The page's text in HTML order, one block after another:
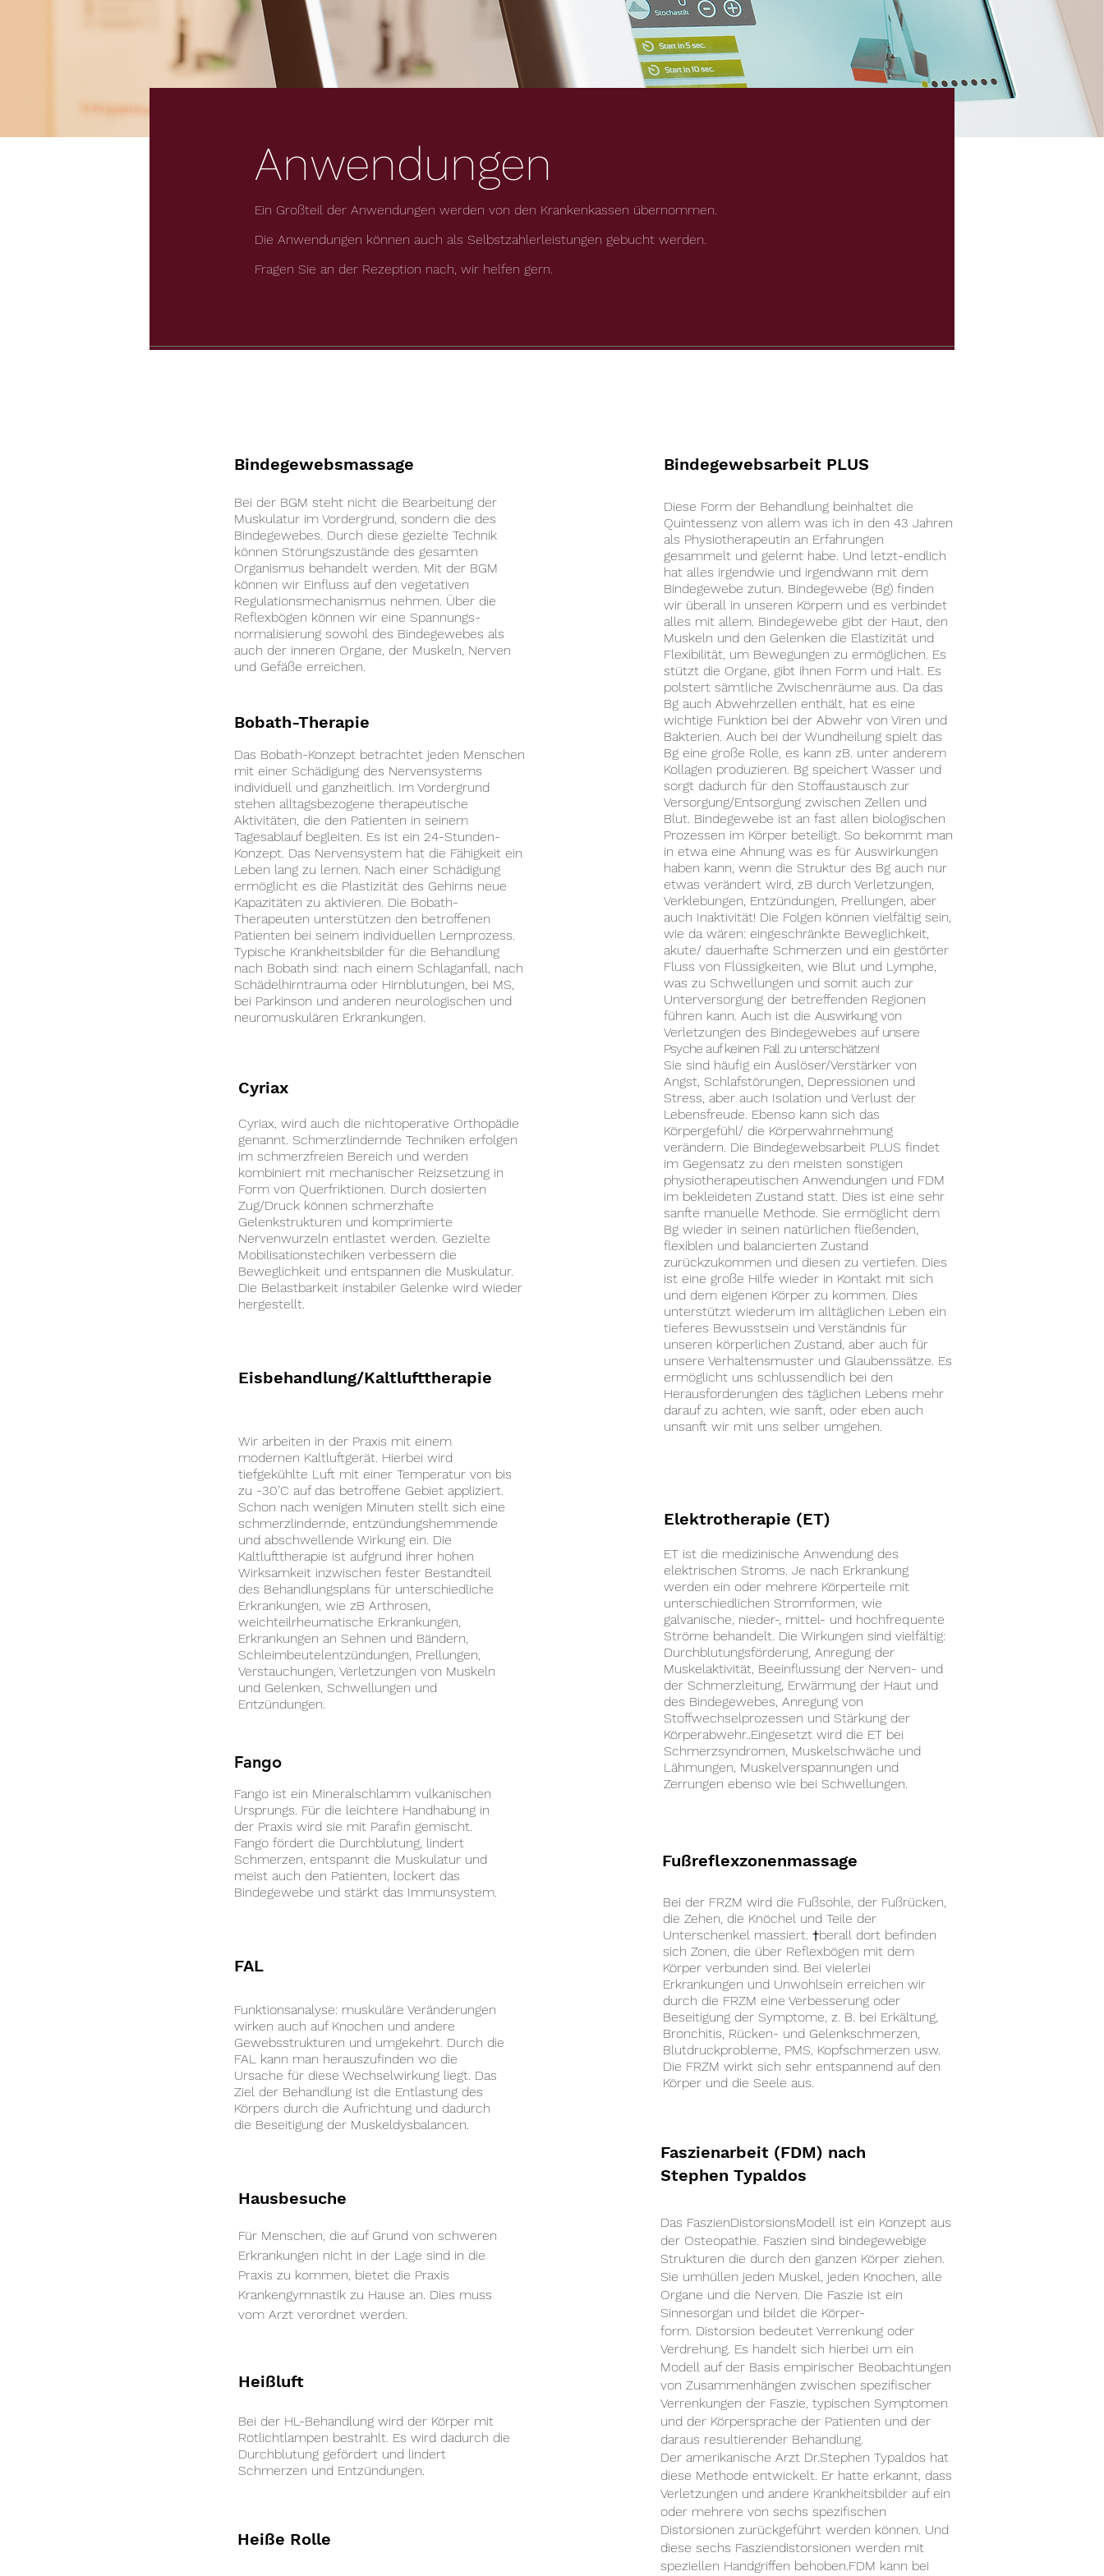
Anwendungen
Ein Großteil der Anwendungen werden von den Krankenkassen übernommen.
Die Anwendungen können auch als Selbstzahlerleistungen gebucht werden.
Fragen Sie an der Rezeption nach, wir helfen gern.
Bindegewebsmassage Bindegewebsarbeit PLUS
Bei der BGM steht nicht die Bearbeitung der
Muskulatur im Vordergrund, sondern die des
Bindegewebes. Durch diese gezielte Technik
können Störungszustände des gesamten
Organismus behandelt werden. Mit der BGM
können wir Einfluss auf den vegetativen
Regulationsmechanismus nehmen. Über die
Reflexbögen können wir eine Spannungs-
normalisierung sowohl des Bindegewebes als
auch der inneren Organe, der Muskeln, Nerven
und Gefäße erreichen.
Bobath-Therapie
Das Bobath-Konzept betrachtet jeden Menschen
mit einer Schädigung des Nervensystems
individuell und ganzheitlich. Im Vordergrund
stehen alltagsbezogene therapeutische
Aktivitäten, die den Patienten in seinem
Tagesablauf begleiten. Es ist ein 24-Stunden-
Konzept. Das Nervensystem hat die Fähigkeit ein
Leben lang zu lernen. Nach einer Schädigung
ermöglicht es die Plastizität des Gehirns neue
Kapazitäten zu aktivieren. Die Bobath-
Therapeuten unterstützen den betroffenen
Patienten bei seinem individuellen Lernprozess.
Typische Krankheitsbilder für die Behandlung
nach Bobath sind: nach einem Schlaganfall, nach
Schädelhirntrauma oder Hirnblutungen, bei MS,
bei Parkinson und anderen neurologischen und
neuromuskulären Erkrankungen.
Cyriax
Cyriax, wird auch die nichtoperative Orthopädie
genannt. Schmerzlindernde Techniken erfolgen
im schmerzfreien Bereich und werden
kombiniert mit mechanischer Reizsetzung in
Form von Querfriktionen. Durch dosierten
Zug/Druck können schmerzhafte
Gelenkstrukturen und komprimierte
Nervenwurzeln entlastet werden. Gezielte
Mobilisationstechiken verbessern die
Beweglichkeit und entspannen die Muskulatur.
Die Belastbarkeit instabiler Gelenke wird wieder
hergestellt.
Eisbehandlung/Kaltlufttherapie
Wir arbeiten in der Praxis mit einem
modernen Kaltluftgerät. Hierbei wird
tiefgekühlte Luft mit einer Temperatur von bis
zu -30’C auf das betroffene Gebiet appliziert.
Schon nach wenigen Minuten stellt sich eine
schmerzlindernde, entzündungshemmende
und abschwellende Wirkung ein. Die
Kaltlufttherapie ist aufgrund ihrer hohen
Wirksamkeit inzwischen fester Bestandteil
des Behandlungsplans für unterschiedliche
Erkrankungen, wie zB Arthrosen,
weichteilrheumatische Erkrankungen,
Erkrankungen an Sehnen und Bändern,
Schleimbeutelentzündungen, Prellungen,
Verstauchungen, Verletzungen von Muskeln
und Gelenken, Schwellungen und
Entzündungen.
Fango
Fango ist ein Mineralschlamm vulkanischen
Ursprungs. Für die leichtere Handhabung in
der Praxis wird sie mit Parafin gemischt.
Fango fördert die Durchblutung, lindert
Schmerzen, entspannt die Muskulatur und
meist auch den Patienten, lockert das
Bindegewebe und stärkt das Immunsystem.
FAL
Funktionsanalyse: muskuläre Veränderungen
wirken auch auf Knochen und andere
Gewebsstrukturen und umgekehrt. Durch die
FAL kann man herauszufinden wo die
Ursache für diese Wechselwirkung liegt. Das
Ziel der Behandlung ist die Entlastung des
Körpers durch die Aufrichtung und dadurch
die Beseitigung der Muskeldysbalancen.
Diese Form der Behandlung beinhaltet die
Quintessenz von allem was ich in den 43 Jahren
als Physiotherapeutin an Erfahrungen
gesammelt und gelernt habe. Und letzt-endlich
hat alles irgendwie und irgendwann mit dem
Bindegewebe zutun. Bindegewebe (Bg) finden
wir überall in unseren Körpern und es verbindet
alles mit allem. Bindegewebe gibt der Haut, den
Muskeln und den Gelenken die Elastizität und
Flexibilität, um Bewegungen zu ermöglichen. Es
stützt die Organe, gibt ihnen Form und Halt. Es
polstert sämtliche Zwischenräume aus. Da das
Bg auch Abwehrzellen enthält, hat es eine
wichtige Funktion bei der Abwehr von Viren und
Bakterien. Auch bei der Wundheilung spielt das
Bg eine große Rolle, es kann zB. unter anderem
Kollagen produzieren. Bg speichert Wasser und
sorgt dadurch für den Stoffaustausch zur
Versorgung/Entsorgung zwischen Zellen und
Blut. Bindegewebe ist an fast allen biologischen
Prozessen im Körper beteiligt. So bekommt man
in etwa eine Ahnung was es für Auswirkungen
haben kann, wenn die Struktur des Bg auch nur
etwas verändert wird, zB durch Verletzungen,
Verklebungen, Entzündungen, Prellungen, aber
auch Inaktivität! Die Folgen können vielfältig sein,
wie da wären: eingeschränkte Beweglichkeit,
akute/ dauerhafte Schmerzen und ein gestörter
Fluss von Flüssigkeiten, wie Blut und Lymphe,
was zu Schwellungen und somit auch zur
Unterversorgung der betreffenden Regionen
führen kann. Auch ist die Auswirkungvon
Verletzungen des Bindegewebes auf unsere
Psyche auf keinen Fall zu unterschätzen!
Sie sind häufig ein Auslöser/Verstärker von
Angst, Schlafstörungen, Depressionen und
Stress, aber auch Isolation und Verlust der
Lebensfreude. Ebenso kann sich das
Körpergefühl/ die Körperwahrnehmung
verändern. Die Bindegewebsarbeit PLUS findet
im Gegensatz zu den meisten sonstigen
physiotherapeutischen Anwendungen und FDM
im bekleideten Zustand statt. Dies ist eine sehr
sanfte manuelle Methode. Sie ermöglicht dem
Bg wieder in seinen natürlichen fließenden,
flexiblen und balancierten Zustand
zurückzukommen und diesen zu vertiefen. Dies
ist eine große Hilfe wieder in Kontakt mit sich
und dem eigenen Körper zu kommen. Dies
unterstützt wiederum im alltäglichen Leben ein
tieferes Bewusstsein und Verständnis für
unseren körperlichen Zustand, aber auch für
unsere Verhaltensmuster und Glaubenssätze. Es
ermöglicht uns schlussendlich bei den
Herausforderungen des täglichen Lebens mehr
darauf zu achten, wie sanft, oder eben auch
unsanft wir mit uns selber umgehen.
Elektrotherapie (ET)
ET ist die medizinische Anwendung des
elektrischen Stroms. Je nach Erkrankung
werden ein oder mehrere Körperteile mit
unterschiedlichen Stromformen, wie
galvanische, nieder-, mittel- und hochfrequente
Ströme behandelt. Die Wirkungen sind vielfältig:
Durchblutungsförderung, Anregung der
Muskelaktivität, Beeinflussung der Nerven- und
der Schmerzleitung, Erwärmung der Haut und
des Bindegewebes, Anregung von
Stoffwechselprozessen und Stärkung der
Körperabwehr..Eingesetzt wird die ET bei
Schmerzsyndromen, Muskelschwäche und
Lähmungen, Muskelverspannungen und
Zerrungen ebenso wie bei Schwellungen.
Fußreflexzonenmassage
Bei der FRZM wird die Fußsohle, der Fußrücken,
die Zehen, die Knöchel und Teile der
Unterschenkel massiert. †berall dort befinden
sich Zonen, die über Reflexbögen mit dem
Körper verbunden sind. Bei vielerlei
Erkrankungen und Unwohlsein erreichen wir
durch die FRZM eine Verbesserung oder
Beseitigung der Symptome, z. B. bei Erkältung,
Bronchitis, Rücken- und Gelenkschmerzen,
Blutdruckprobleme, PMS, Kopfschmerzen usw.
Die FRZM wirkt sich sehr entspannend auf den
Körper und die Seele aus.
Hausbesuche
Für Menschen, die auf Grund von schweren
Erkrankungen nicht in der Lage sind in die
Praxis zu kommen, bietet die Praxis
Krankengymnastik zu Hause an. Dies muss
vom Arzt verordnet werden.
Heißluft
Bei der HL-Behandlung wird der Körper mit
Rotlichtlampen bestrahlt. Es wird dadurch die
Durchblutung gefördert und lindert
Schmerzen und Entzündungen.
Heiße Rolle
Faszienarbeit (FDM) nach
Stephen Typaldos
Das FaszienDistorsionsModell ist ein Konzept aus
der Osteopathie. Faszien sind bindegewebige
Strukturen die durch den ganzen Körper ziehen.
Sie umhüllen jeden Muskel, jeden Knochen, alle
Organe und die Nerven. Die Faszie ist ein
Sinnesorgan und bildet die Körper-
form. Distorsion bedeutet Verrenkung oder
Verdrehung. Es handelt sich hierbei um ein
Modell auf der Basis empirischer Beobachtungen
von Zusammenhängen zwischen spezifischer
Verrenkungen der Faszie, typischen Symptomen
und der Körpersprache der Patienten und der
daraus resultierender Behandlung.
Der amerikanische Arzt Dr.Stephen Typaldos hat
diese Methode entwickelt. Er hatte erkannt, dass
Verletzungen und andere Krankheitsbilder auf ein
oder mehrere von sechs spezifischen
Distorsionen zurückgeführt werden können. Und
diese sechs Fasziendistorsionen werden mit
speziellen Handgriffen behoben.FDM kann bei